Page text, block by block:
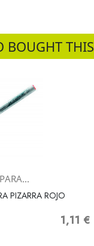
BOUGHT THIS
PIZARRA ROJO
Precio
1,11 €